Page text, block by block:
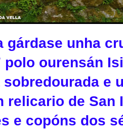
unha
polo ourensán
e
relicario de San
e copóns dos